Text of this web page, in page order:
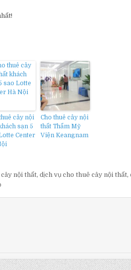
cây nội
sạn 5
Center
Cho thuê cây nội
thất Thẩm Mỹ
Viện Keangnam
nội thất,dịch vụ cho thuê cây nội thất,